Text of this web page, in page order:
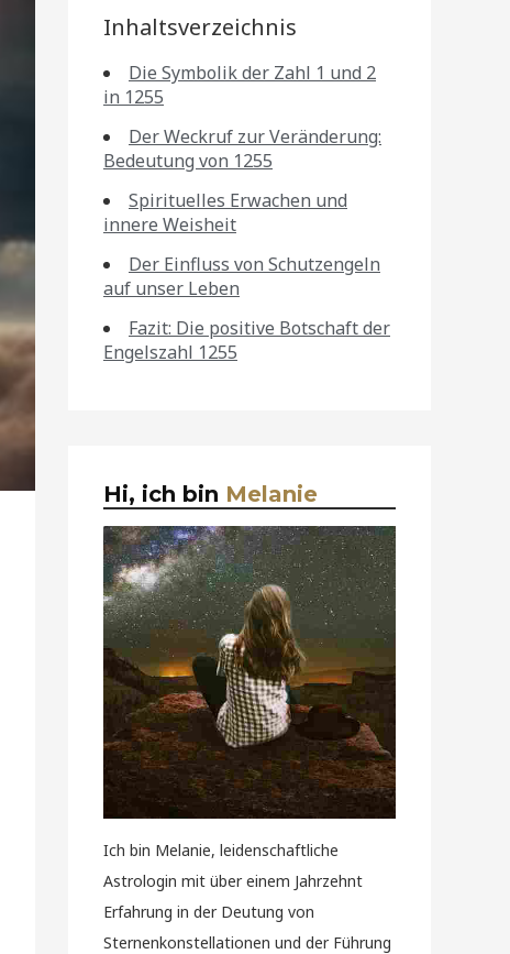
Inhaltsverzeichnis
Die Symbolik der Zahl 1 und 2
in 1255
Der Weckruf zur Veränderung:
Bedeutung von 1255
Spirituelles Erwachen und
innere Weisheit
Der Einfluss von Schutzengeln
auf unser Leben
Fazit: Die positive Botschaft der
Engelszahl 1255
Hi, ich bin Melanie
Ich bin Melanie, leidenschaftliche
Astrologin mit über einem Jahrzehnt
Erfahrung in der Deutung von
Sternenkonstellationen und der Führung